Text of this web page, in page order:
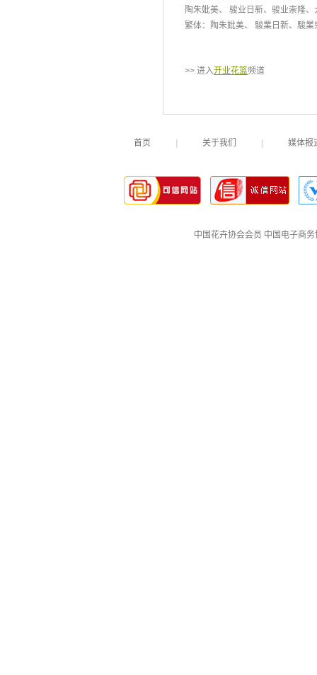
陶朱妣美、 骏业日新、骏业崇隆
繁体：陶朱妣美、 駿業日新、駿
>> 进入开业花篮频道
首页 关于我们 媒体报
中国花卉协会会员 中国电子商